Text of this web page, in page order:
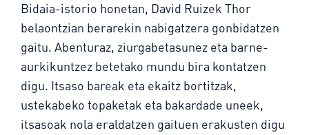
Bidaia-istorio honetan, David Ruizek Thor
belaontzian berarekin nabigatzera gonbidatzen
gaitu. Abenturaz, ziurgabetasunez eta barne-
aurkikuntzez betetako mundu bira kontatzen
digu. Itsaso bareak eta ekaitz bortitzak,
ustekabeko topaketak eta bakardade uneek,
itsasoak nola eraldatzen gaituen erakusten digu